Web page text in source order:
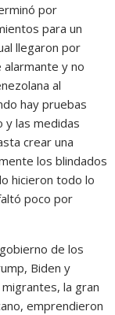
por
para un
llegaron por
y no
al
hay pruebas
y las medidas
crear una
los blindados
hicieron todo lo
poco por
de los
Biden y
la gran
emprendieron